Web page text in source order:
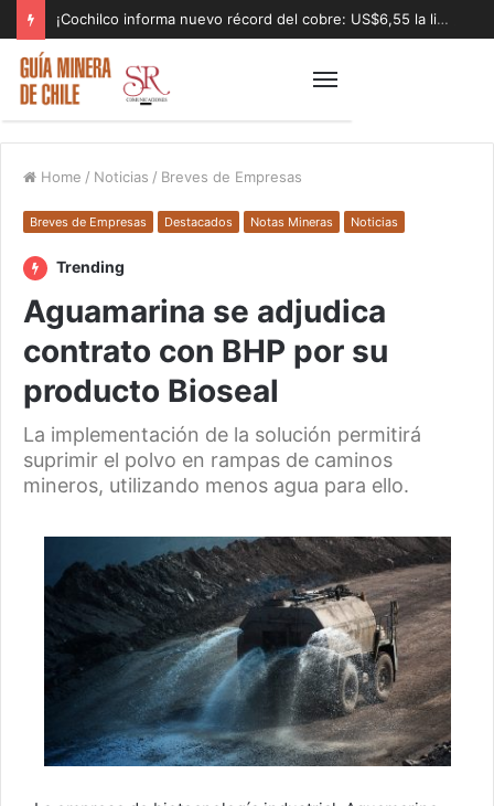
¡Cochilco informa nuevo récord del cobre: US$6,55 la libra!
Home / Noticias / Breves de Empresas
Breves de Empresas Destacados Notas Mineras Noticias
Trending
Aguamarina se adjudica
contrato con BHP por su
producto Bioseal
La implementación de la solución permitirá
suprimir el polvo en rampas de caminos
mineros, utilizando menos agua para ello.